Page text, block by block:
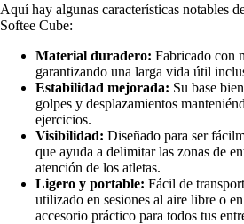
Aquí hay algunas características notables
Softee Cube:
Material duradero: Fabricado con
garantizando una larga vida útil
Estabilidad mejorada: Su base
golpes y desplazamientos
ejercicios.
Visibilidad: Diseñado para ser
que ayuda a delimitar las zonas de
atención de los atletas.
Ligero y portable: Fácil de
utilizado en sesiones al aire libre o
accesorio práctico para todos tus